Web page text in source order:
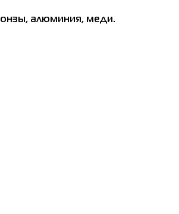
алюминия, меди.